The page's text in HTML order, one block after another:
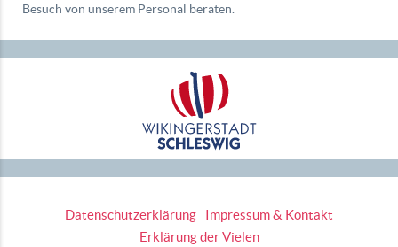
Besuch von unserem Personal beraten.
Datenschutzerklärung
Impressum & Kontakt
Erklärung der Vielen